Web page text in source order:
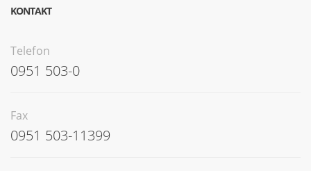
KONTAKT
Telefon
0951 503-0
Fax
0951 503-11399